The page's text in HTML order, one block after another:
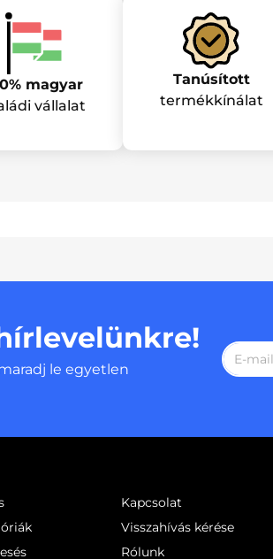
magyar
vállalat
Tanúsított
termékkínálat
le egyetlen
Kapcsolat
Visszahívás kérése
Rólunk